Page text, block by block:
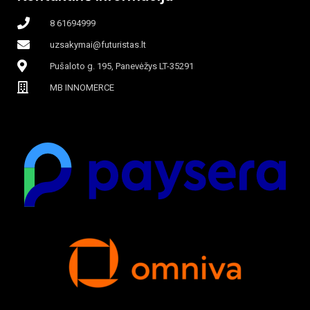
8 61694999
uzsakymai@futuristas.lt
Pušaloto g. 195, Panevėžys LT-35291
MB INNOMERCE